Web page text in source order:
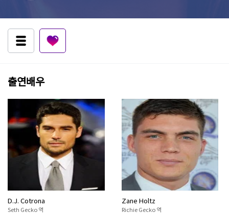
출연배우
D.J. Cotrona
Seth Gecko 역
Zane Holtz
Richie Gecko 역